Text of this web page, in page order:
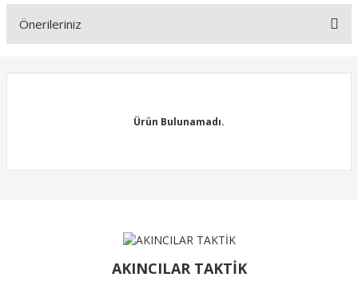
Önerileriniz
Görüş ve önerileriniz için teşekkür ederiz.
Ürün fiyatı diğer sitelerden daha pahalı.
Bu ürüne benzer farklı alternatifler olmalı.
Ürün Bulunamadı.
Ürün Bulunamadı.
AKINCILAR TAKTİK